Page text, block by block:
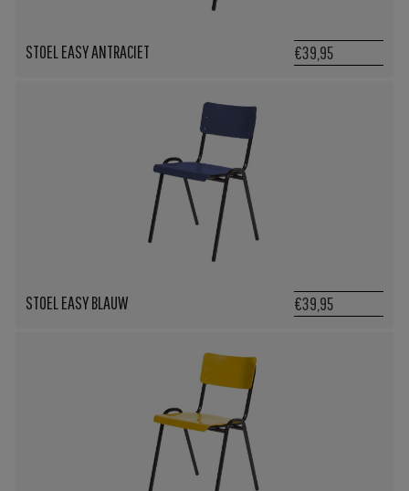
STOEL EASY ANTRACIET €39,95
STOEL EASY BLAUW €39,95